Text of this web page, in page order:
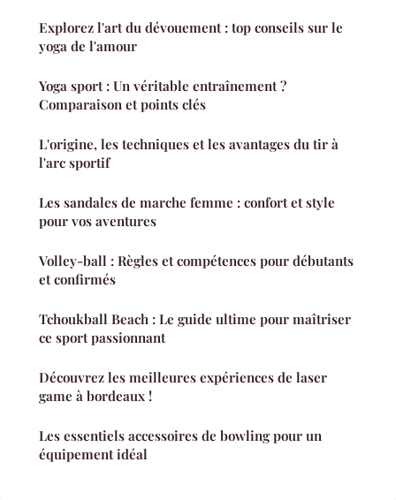
Explorez l'art du dévouement : top conseils sur le
yoga de l'amour
Yoga sport : Un véritable entraînement ?
Comparaison et points clés
L'origine, les techniques et les avantages du tir à
l'arc sportif
Les sandales de marche femme : confort et style
pour vos aventures
Volley-ball : Règles et compétences pour débutants
et confirmés
Tchoukball Beach : Le guide ultime pour maîtriser
ce sport passionnant
Découvrez les meilleures expériences de laser
game à bordeaux !
Les essentiels accessoires de bowling pour un
équipement idéal